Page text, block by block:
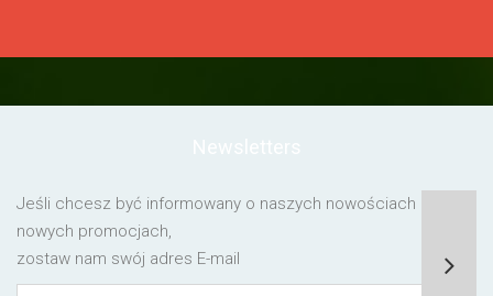
Jeśli chcesz być informowany o naszych nowościach lub o
nowych promocjach,
zostaw nam swój adres E-mail